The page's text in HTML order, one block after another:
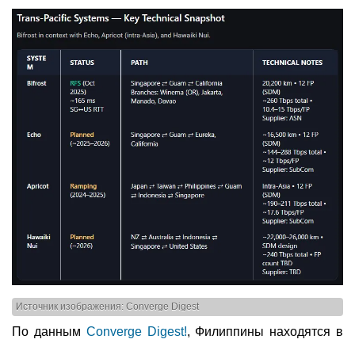
Источник изображения: Converge Digest
По данным Converge Digest!, Филиппины находятся в